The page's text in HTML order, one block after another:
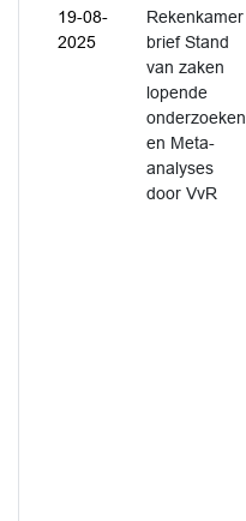
19-08-
2025
Rekenkamer
brief Stand
van zaken
lopende
onderzoeken
en Meta-
analyses
door VvR